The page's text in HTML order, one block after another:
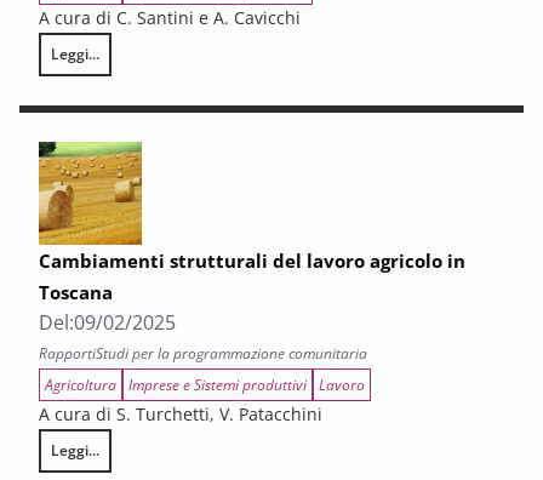
A cura di C. Santini e A. Cavicchi
Leggi...
Imprenditorialità e innovazione nel settore agroalimentare: sfide e
Cambiamenti strutturali del lavoro agricolo in
Toscana
Del:09/02/2025
RapportiStudi per la programmazione comunitaria
Agricoltura Imprese e Sistemi produttivi Lavoro
A cura di S. Turchetti, V. Patacchini
Leggi...
Cambiamenti strutturali del lavoro agricolo in Toscana